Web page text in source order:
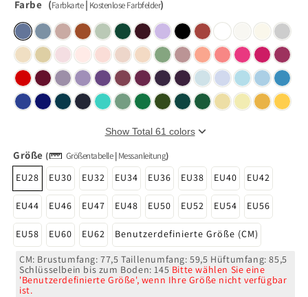
Farbe (Farbkarte| Kostenlose Farbfelder)
Show Total 61 colors
Größe ( Größentabelle|Messanleitung)
EU28 EU30 EU32 EU34 EU36 EU38 EU40 EU42
EU44 EU46 EU47 EU48 EU50 EU52 EU54 EU56
EU58 EU60 EU62 Benutzerdefinierte Größe (CM)
CM: Brustumfang: 77,5 Taillenumfang: 59,5 Hüftumfang: 85,5
Schlüsselbein bis zum Boden: 145 Bitte wählen Sie eine
'Benutzerdefinierte Größe', wenn Ihre Größe nicht verfügbar
ist.